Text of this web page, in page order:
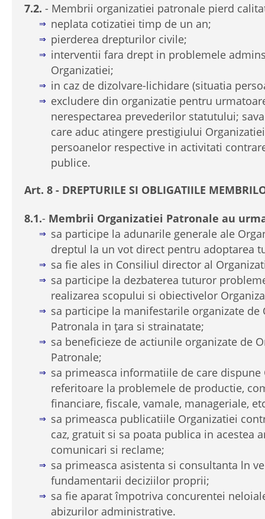
7.2. - Membrii organizatiei patronale pierd
neplata cotizatiei timp de un an;
pierderea drepturilor civile;
interventii fara drept in problemele
Organizatiei;
in caz de dizolvare-lichidare (situatia
excludere din organizatie pentru
nerespectarea prevederilor statutului;
care aduc atingere prestigiului
persoanelor respective in activitati
publice.
Art. 8 - DREPTURILE SI OBLIGATIILE
8.1.- Membrii Organizatiei Patronale au
sa participe la adunarile generale ale
dreptul la un vot direct pentru adoptarea
sa fie ales in Consiliul director al
sa participe la dezbaterea tuturor
realizarea scopului si obiectivelor
sa participe la manifestarile organizate de
Patronala in ţara si strainatate;
sa beneficieze de actiunile organizate de
Patronale;
sa primeasca informatiile de care dispune
referitoare la problemele de productie,
financiare, fiscale, vamale, manageriale,
sa primeasca publicatiile Organizatiei
caz, gratuit si sa poata publica in acestea
comunicari si reclame;
sa primeasca asistenta si consultanta ln
fundamentarii deciziilor proprii;
sa fie aparat împotriva concurentei
abizurilor administrative.